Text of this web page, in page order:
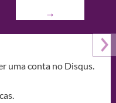
→
uma conta no Disqus.